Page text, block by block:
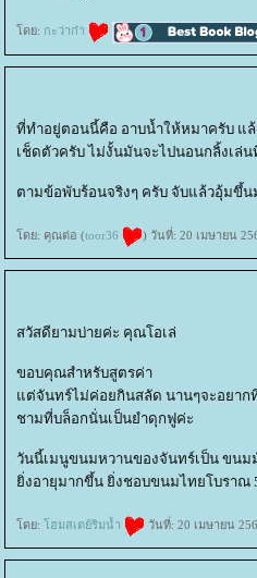
ดย: กะว่าก๋า
ที่ทำอยู่ตอนนี้คือ อาบน้ำให้หมาครับ แล้
เช็ดตัวครับ ไม่งั้นมันจะไปนอนกลิ้งเล่
ตามข้อพับร้อนจริงๆ ครับ จับแล้วอุ้มขึ้
ดย: คุณต่อ (toor36 ) วันที่: 20 เมษายน
สวัสดียามบ่ายค่ะ คุณโอเล่
ขอบคุณสำหรับสูตรค่า
ต่จันทร์ไม่ค่อยกินสลัด นานๆจะอยาก
ชามที่บล็อกนั่นเป็นยำดุกฟูค่ะ
วันนี้เมนูขนมหวานของจันทร์เป็น ขนม
งอายุมากขึ้น ยิ่งชอบขนมไทยโบราณ
ดย: ฮมสเตย์ริมน้ำ วันที่: 20 เมษายน